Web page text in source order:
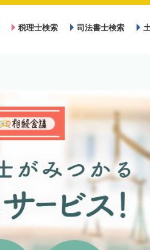
税理士検索 司法書士検索